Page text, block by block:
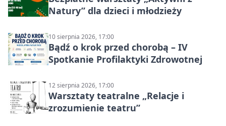
Natury” dla dzieci i młodzieży
10 sierpnia 2026, 17:00
Bądź o krok przed chorobą – IV
Spotkanie Profilaktyki Zdrowotnej
12 sierpnia 2026, 17:00
Warsztaty teatralne „Relacje i
zrozumienie teatru”